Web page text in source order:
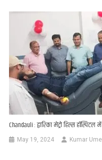
Chandauli : द्वारिका मेट्रो हिल्स
May 19, 2024 Kumar